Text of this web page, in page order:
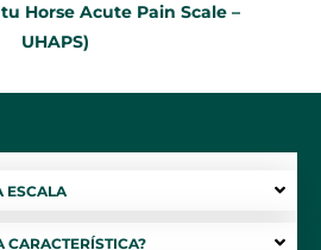
Horse Acute Pain Scale –
UHAPS)
ESCALA
CARACTERÍSTICA?